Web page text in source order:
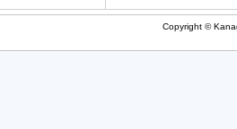
Copyright ©